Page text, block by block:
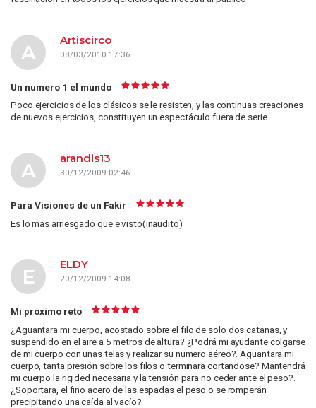
Artiscirco
08/03/2010 17:36
A
Un numero 1 el mundo
Poco ejercicios de los clásicos se le resisten, y las continuas creaciones
de nuevos ejercicios, constituyen un espectáculo fuera de serie.
arandis13
30/12/2009 02:46
A
Para Visiones de un Fakir
Es lo mas arriesgado que e visto(inaudito)
ELDY
20/12/2009 14:08
E
Mi próximo reto
¿Aguantara mi cuerpo, acostado sobre el filo de solo dos catanas, y
suspendido en el aire a 5 metros de altura? ¿Podrá mi ayudante colgarse
de mi cuerpo con unas telas y realizar su numero aéreo?. Aguantara mi
cuerpo, tanta presión sobre los filos o terminara cortandose? Mantendrá
mi cuerpo la rigided necesaria y la tensión para no ceder ante el peso?.
¿Soportara, el fino acero de las espadas el peso o se romperán
precipitando una caída al vacío?